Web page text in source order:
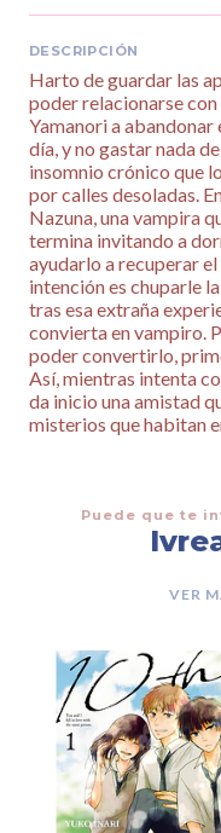
DESCRIPCIÓN
Harto de guardar las
poder relacionarse
Yamanori a
día, y no gastar nada
insomnio crónico que
por calles desoladas.
Nazuna, una vampira
termina invitando a
ayudarlo a recuperar el
intención es chuparle
tras esa extraña
convierta en vampiro.
poder convertirlo,
Así, mientras intenta
da inicio una amistad
misterios que habitan
Puede que te
VER